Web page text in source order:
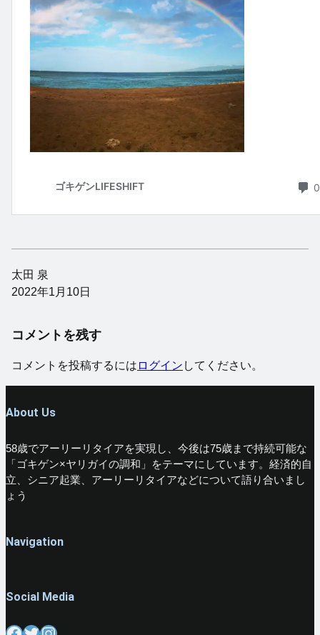
太田 泉
2022年1月10日
コメントを残す
コメントを投稿するには ログイン してください。
About Us
58歳でアーリーリタイアを実現し、今後は75歳まで持続可能な
「ゴキゲン×ヤリガイの調和」をテーマにしています。経済的自
立、シニア起業、アーリーリタイアなどについて語り合いまし
ょう
Navigation
Social Media